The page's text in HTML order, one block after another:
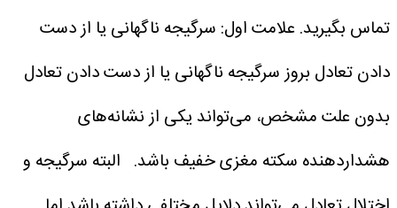
تماس بگیرید. علامت اول: سرگیجه ناگهانی یا از دست
دادن تعادل بروز سرگیجه ناگهانی یا از دست دادن تعادل
بدون علت مشخص، می‌تواند یکی از نشانه‌های
هشداردهنده سکته مغزی خفیف باشد. البته سرگیجه و